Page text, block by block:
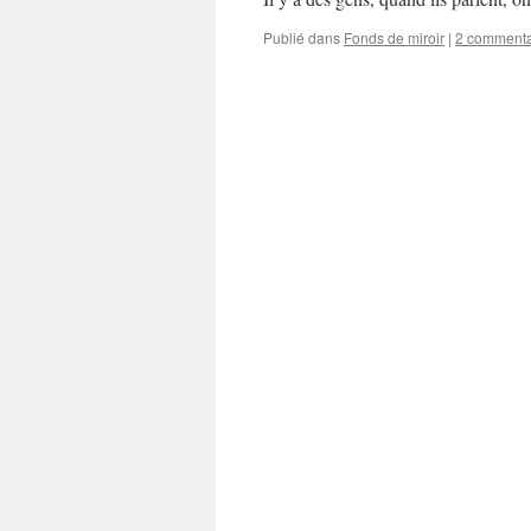
Publié dans Fonds de miroir | 2